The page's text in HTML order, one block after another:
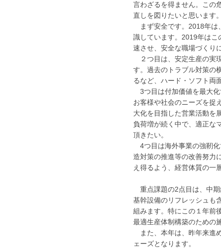
言わざるを得ません。この
直しを図りたいと思います
まず安全です。2018年は
識しています。2019年はこ
速させ、安全な職場づくり
２つ目は、安定生産の実
す。過去のトラブル対策の
るなど、ハード・ソフト両
3つ目は付加価値を最大化
お客様や社会のニーズを捉
大化を目指した営業活動を
負荷増が続く中で、適正な
頂きたい。
4つ目は海外事業の強靭化
造対策の推進等の改善努力
え得るよう、経営体質の一
重点課題の2点目は、中期
基幹設備のリフレッシュも
組みます。特にこの１年前
最適生産体制構築のための
また、本年は、昨年来進
ェーズとなります。